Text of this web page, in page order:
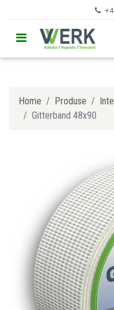

Home Produse
Gitterband 48x90